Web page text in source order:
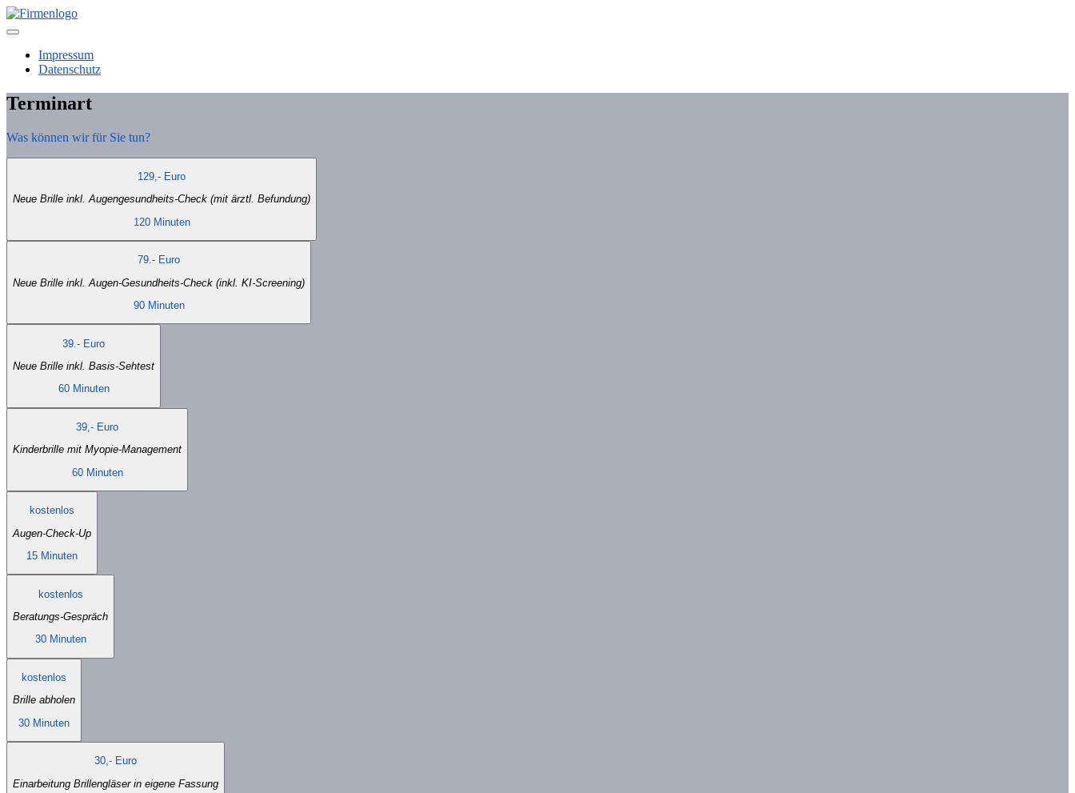
Impressum
Datenschutz
Terminart
Was können wir für Sie tun?
129,- Euro
Neue Brille inkl. Augengesundheits-Check (mit ärztl. Befundung)
120 Minuten
79.- Euro
Neue Brille inkl. Augen-Gesundheits-Check (inkl. KI-Screening)
90 Minuten
39.- Euro
Neue Brille inkl. Basis-Sehtest
60 Minuten
39,- Euro
Kinderbrille mit Myopie-Management
60 Minuten
kostenlos
Augen-Check-Up
15 Minuten
kostenlos
Beratungs-Gespräch
30 Minuten
kostenlos
Brille abholen
30 Minuten
30,- Euro
Einarbeitung Brillengläser in eigene Fassung